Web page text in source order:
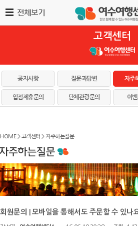
고객센터
공지사항 질문과답변 자주
입점제휴문의 단체관광문의 이
HOME > 고객센터 > 자주하는질문
회원문의 | 모바일을 통해서도 주문할 수 있나